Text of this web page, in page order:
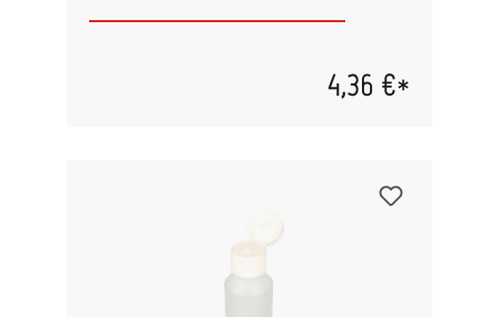
Reinigungsmitteln hilfreich ist. Der Sprühkopf ist
separat bestellt werden. Durch die Nutzung
verschiedener Farben können Reiniger für
Gelbe Flasche: AllorA AR200 Multi Clean
4,36 €*